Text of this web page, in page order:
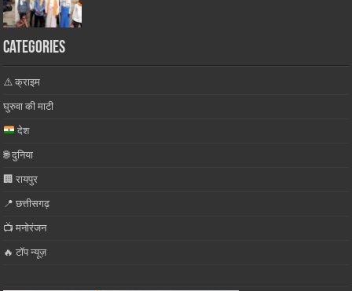
Categories
⚠️ क्राइम
घुरुवा की माटी
देश
🌐 दुनिया
🏢 रायपुर
📍 छत्तीसगढ़
📺 मनोरंजन
🔥 टॉप न्यूज़